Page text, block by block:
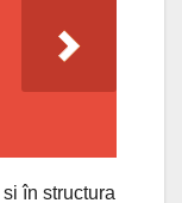
în structura